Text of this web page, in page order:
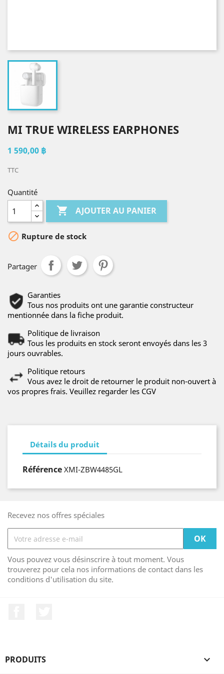
MI TRUE WIRELESS EARPHONES
1 590,00 ฿
TTC
Quantité
 AJOUTER AU PANIER
 Rupture de stock
Partager
Garanties
Tous nos produits ont une garantie constructeur
mentionnée dans la fiche produit.
Politique de livraison
Tous les produits en stock seront envoyés dans les 3
jours ouvrables.
Politique retours
Vous avez le droit de retourner le produit non-ouvert à
vos propres frais. Veuillez regarder les CGV
Détails du produit
Référence XMI-ZBW4485GL
Recevez nos offres spéciales
Vous pouvez vous désinscrire à tout moment. Vous
trouverez pour cela nos informations de contact dans les
conditions d'utilisation du site.
PRODUITS 